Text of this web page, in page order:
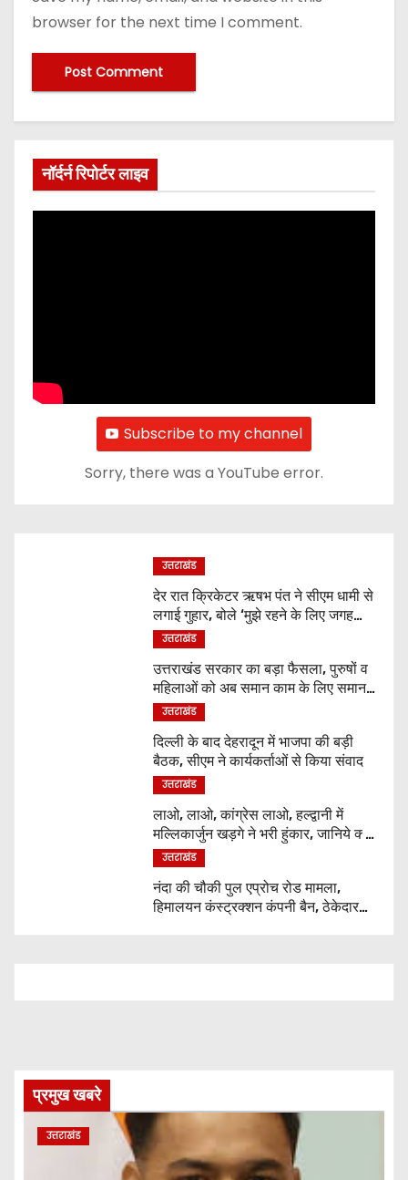
browser for the next time I comment.
नॉर्दर्न रिपोर्टर लाइव
Subscribe to my channel
Sorry, there was a YouTube error.
उत्तराखंड
देर रात क्रिकेटर ऋषभ पंत ने सीएम धामी से
लगाई गुहार, बोले ‘मुझे रहने के लिए जगह
नहीं मिल रही’
उत्तराखंड
उत्तराखंड सरकार का बड़ा फैसला, पुरुषों व
महिलाओं को अब समान काम के लिए समान
वेतन
उत्तराखंड
दिल्ली के बाद देहरादून में भाजपा की बड़ी
बैठक, सीएम ने कार्यकर्ताओं से किया संवाद
उत्तराखंड
लाओ, लाओ, कांग्रेस लाओ, हल्द्वानी में
मल्लिकार्जुन खड़गे ने भरी हुंकार, जानिये क्या
कुछ कहा
उत्तराखंड
नंदा की चौकी पुल एप्रोच रोड मामला,
हिमालयन कंस्ट्रक्शन कंपनी बैन, ठेकेदार
प्रमुख खबरे
उत्तराखंड